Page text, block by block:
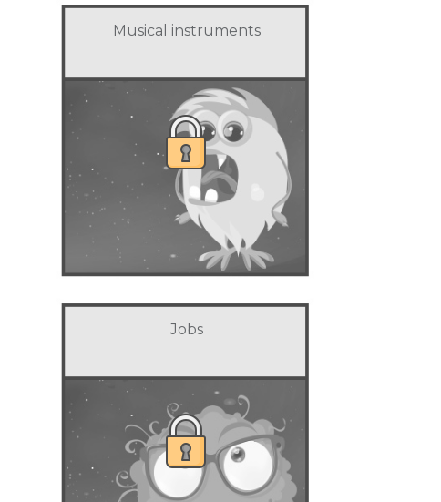
Musical instruments
Jobs